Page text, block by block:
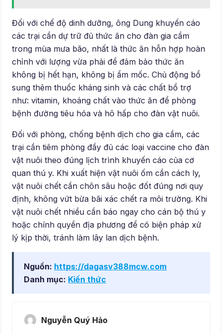
Đối với chế độ dinh dưỡng, ông Dung khuyến cáo
các trại cần dự trữ đủ thức ăn cho đàn gia cầm
trong mùa mưa bão, nhất là thức ăn hỗn hợp hoàn
chỉnh với lượng vừa phải để đảm bảo thức ăn
không bị hết hạn, không bị ẩm mốc. Chủ động bổ
sung thêm thuốc kháng sinh và các chất bổ trợ
như: vitamin, khoáng chất vào thức ăn để phòng
bệnh đường tiêu hóa và hô hấp cho đàn vật nuôi.
Đối với phòng, chống bệnh dịch cho gia cầm, các
trại cần tiêm phòng đầy đủ các loại vaccine cho đàn
vật nuôi theo đúng lịch trình khuyến cáo của cơ
quan thú y. Khi xuất hiện vật nuôi ốm cần cách ly,
vật nuôi chết cần chôn sâu hoặc đốt đúng nơi quy
định, không vứt bừa bãi xác chết ra môi trường. Khi
vật nuôi chết nhiều cần báo ngay cho cán bộ thú y
hoặc chính quyền địa phương để có biện pháp xử
lý kịp thời, tránh làm lây lan dịch bệnh.
Nguồn: https://dagasv388mcw.com
Danh mục: Kiến thức
Nguyễn Quý Hảo